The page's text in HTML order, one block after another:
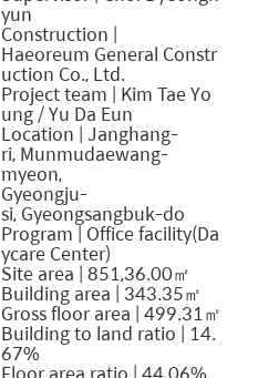
yun
Construction |
Haeoreum General Constr
uction Co., Ltd.
Project team | Kim Tae Yo
ung / Yu Da Eun
Location | Janghang-
ri, Munmudaewang-
myeon,
Gyeongju-
si, Gyeongsangbuk-do
Program | Office facility(Da
ycare Center)
Site area | 851,36.00㎡
Building area | 343.35㎡
Gross floor area | 499.31㎡
Building to land ratio | 14.
67%